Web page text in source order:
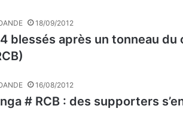
18/09/2012
blessés après un tonneau du
16/08/2012
# RCB : des supporters